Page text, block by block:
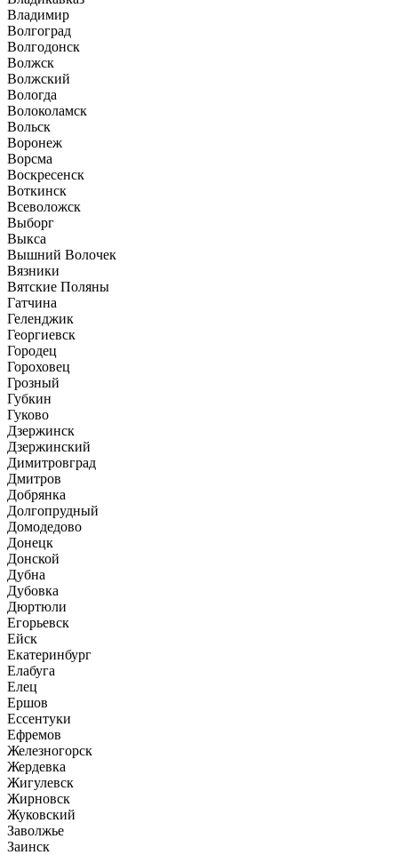
Владимир
Волгоград
Волгодонск
Волжск
Волжский
Вологда
Волоколамск
Вольск
Воронеж
Ворсма
Воскресенск
Воткинск
Всеволожск
Выборг
Выкса
Вышний Волочек
Вязники
Вятские Поляны
Гатчина
Геленджик
Георгиевск
Городец
Гороховец
Грозный
Губкин
Гуково
Дзержинск
Дзержинский
Димитровград
Дмитров
Добрянка
Долгопрудный
Домодедово
Донецк
Донской
Дубна
Дубовка
Дюртюли
Егорьевск
Ейск
Екатеринбург
Елабуга
Елец
Ершов
Ессентуки
Ефремов
Железногорск
Жердевка
Жигулевск
Жирновск
Жуковский
Заволжье
Заинск